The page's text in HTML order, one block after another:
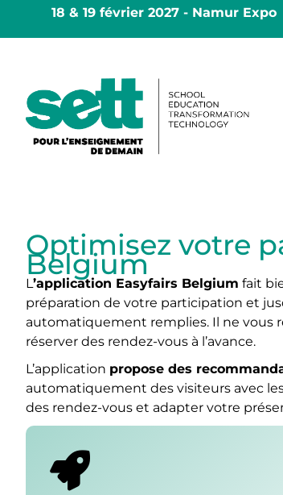
18 & 19 février 2027 - Namur Expo
Optimisez votre
Belgium
L ’application Easyfairs Belgium fait
préparation de votre participation et
automatiquement remplies. Il ne vous
réserver des rendez-vous à l’avance.
L’application propose des
automatiquement des visiteurs avec
des rendez-vous et adapter votre